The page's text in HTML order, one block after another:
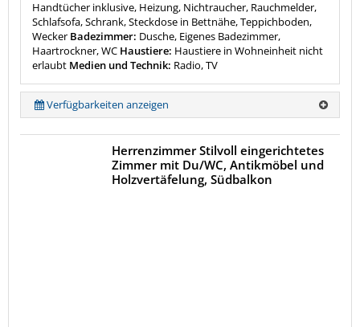
Handtücher inklusive, Heizung, Nichtraucher, Rauchmelder,
Schlafsofa, Schrank, Steckdose in Bettnähe, Teppichboden,
Wecker Badezimmer: Dusche, Eigenes Badezimmer,
Haartrockner, WC Haustiere: Haustiere in Wohneinheit nicht
erlaubt Medien und Technik: Radio, TV
Verfügbarkeiten anzeigen
Herrenzimmer Stilvoll eingerichtetes
Zimmer mit Du/WC, Antikmöbel und
Holzvertäfelung, Südbalkon